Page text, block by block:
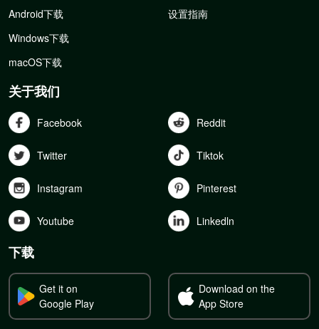
Android下载
Windows下载
macOS下载
设置指南
关于我们
Facebook Reddit
Twitter Tiktok
Instagram Pinterest
Youtube Linkedln
下载
Get it on
Google Play
Download on the
App Store